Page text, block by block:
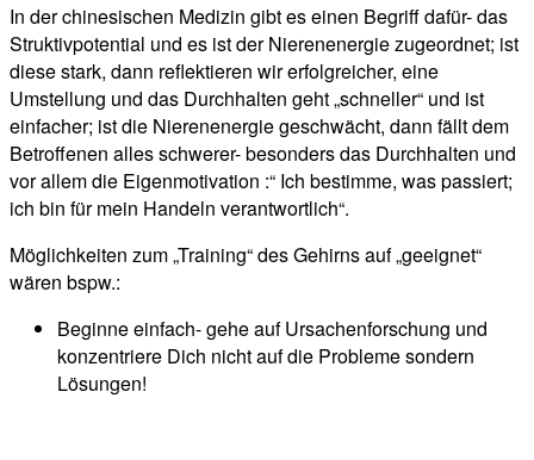
In der chinesischen Medizin gibt es einen Begriff dafür- das
Struktivpotential und es ist der Nierenenergie zugeordnet; ist
diese stark, dann reflektieren wir erfolgreicher, eine
Umstellung und das Durchhalten geht „schneller“ und ist
einfacher; ist die Nierenenergie geschwächt, dann fällt dem
Betroffenen alles schwerer- besonders das Durchhalten und
vor allem die Eigenmotivation :“ Ich bestimme, was passiert;
ich bin für mein Handeln verantwortlich“.
Möglichkeiten zum „Training“ des Gehirns auf „geeignet“
wären bspw.:
Beginne einfach- gehe auf Ursachenforschung und
konzentriere Dich nicht auf die Probleme sondern
Lösungen!